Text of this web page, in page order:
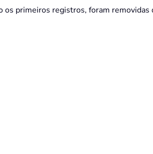
primeiros registros, foram